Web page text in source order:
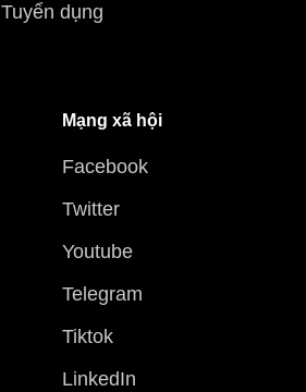
Tuyển dụng
Mạng xã hội
Facebook
Twitter
Youtube
Telegram
Tiktok
LinkedIn